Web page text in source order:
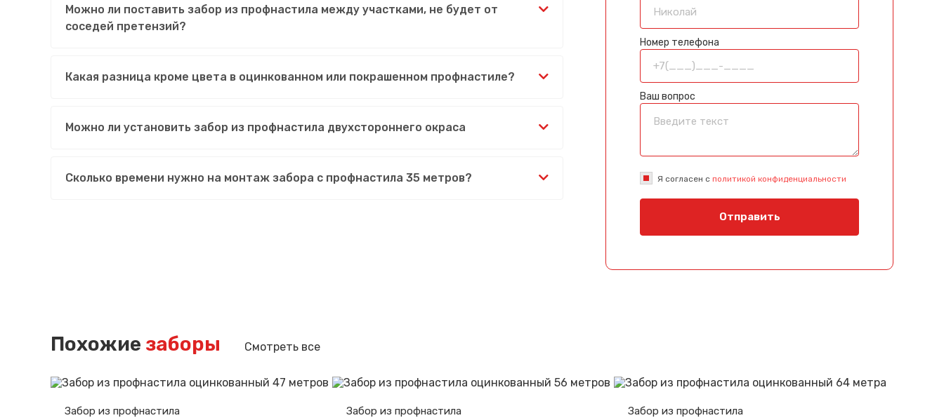
Можно ли поставить забор из профнастила между участками, не будет от
соседей претензий?
Какая разница кроме цвета в оцинкованном или покрашенном профнастиле?
Можно ли установить забор из профнастила двухстороннего окраса
Сколько времени нужно на монтаж забора с профнастила 35 метров?
Номер телефона
Ваш вопрос
Я согласен с политикой конфиденциальности
Отправить
Похожие заборы Смотреть все
Забор из профнастила
Забор из профнастила
Забор из профнастила
Спасибо за обращение, наш специалист свяжется с Вами.